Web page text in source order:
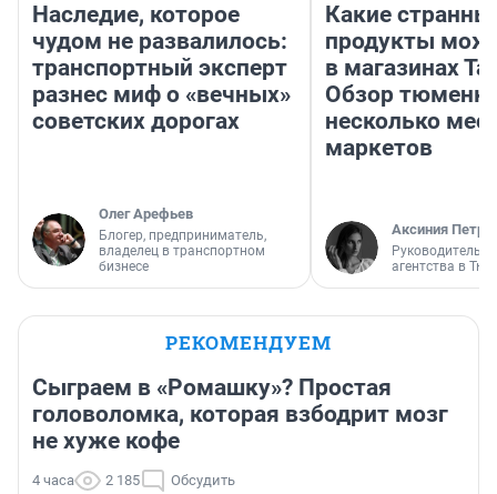
Наследие, которое
чудом не развалилось:
транспортный эксперт
разнес миф о «вечных»
советских дорогах
Олег Арефьев
Блогер, предприниматель,
владелец в транспортном
бизнесе
Какие
продукты
в магазинах
Обзор
несколько
маркетов
Аксиния
Руководитель
агентства в
РЕКОМЕНДУЕМ
Сыграем в «Ромашку»? Простая
головоломка, которая взбодрит мозг
не хуже кофе
4 часа 2 185 Обсудить